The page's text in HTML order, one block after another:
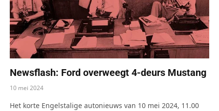
Newsflash: Ford overweegt 4-deurs Mustang
10 mei 2024
Het korte Engelstalige autonieuws van 10 mei 2024, 11.00